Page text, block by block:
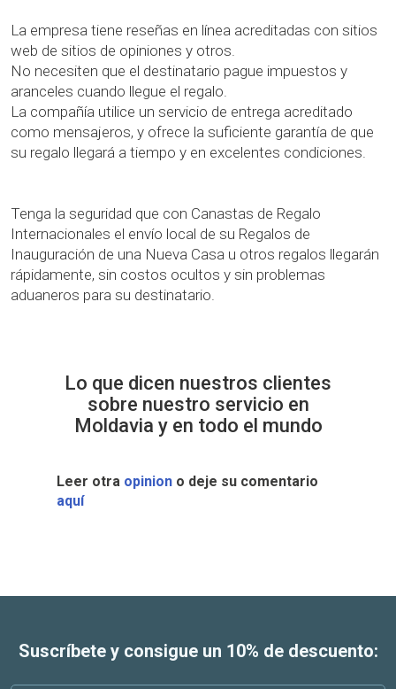
La empresa tiene reseñas en línea acreditadas con sitios
web de sitios de opiniones y otros.
No necesiten que el destinatario pague impuestos y
aranceles cuando llegue el regalo.
La compañía utilice un servicio de entrega acreditado
como mensajeros, y ofrece la suficiente garantía de que
su regalo llegará a tiempo y en excelentes condiciones.
Tenga la seguridad que con Canastas de Regalo
Internacionales el envío local de su Regalos de
Inauguración de una Nueva Casa u otros regalos llegarán
rápidamente, sin costos ocultos y sin problemas
aduaneros para su destinatario.
Lo que dicen nuestros clientes
sobre nuestro servicio en
Moldavia y en todo el mundo
Leer otra opiniono deje su comentario
aquí
Suscríbete y consigue un 10% de descuento: